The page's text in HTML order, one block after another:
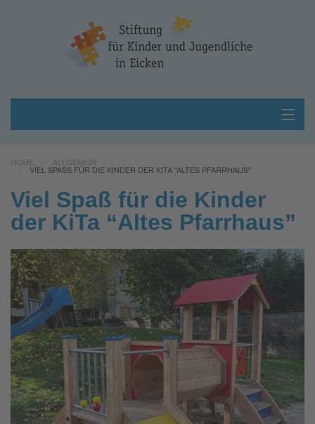
Projekte
Unterstützen
Kontakt
HOME ALLGEMEIN
VIEL SPASS FÜR DIE KINDER DER KITA “ALTES PFARRHAUS”
Viel Spaß für die Kinder
der KiTa “Altes Pfarrhaus”